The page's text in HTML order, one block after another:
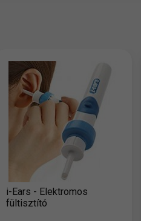
i-Ears - Elektromos
fültisztító